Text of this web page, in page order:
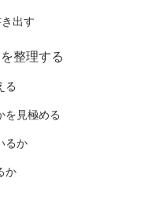
出す
整理する
る
を見極める
るか
か